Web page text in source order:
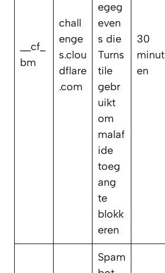
__cf_
bm
chall
enge
s.clou
dflare
.com
egeg
even
s die
Turns
tile
gebr
uikt
om
malaf
ide
toeg
ang
te
blokk
eren
30
minut
en
Spam